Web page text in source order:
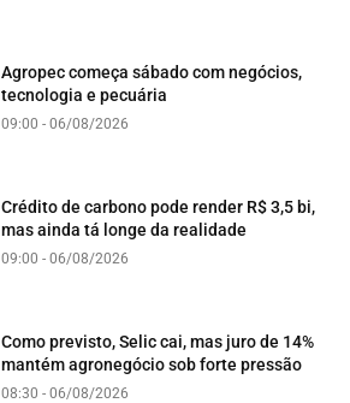
Agropec começa sábado com negócios,
tecnologia e pecuária
09:00 - 06/08/2026
Crédito de carbono pode render R$ 3,5 bi,
mas ainda tá longe da realidade
09:00 - 06/08/2026
Como previsto, Selic cai, mas juro de 14%
mantém agronegócio sob forte pressão
08:30 - 06/08/2026